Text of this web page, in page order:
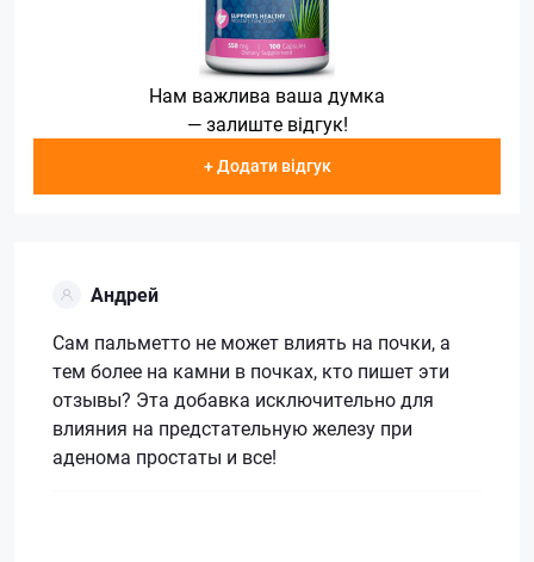
Нам важлива ваша думка
— залиште відгук!
+ Додати відгук
Андрей
Сам пальметто не может влиять на почки, а
тем более на камни в почках, кто пишет эти
отзывы? Эта добавка исключительно для
влияния на предстательную железу при
аденома простаты и все!